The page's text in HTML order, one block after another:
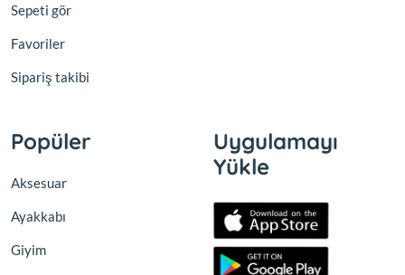
Sepeti gör
Favoriler
Sipariş takibi
Popüler
Aksesuar
Ayakkabı
Giyim
Uygulamayı
Yükle